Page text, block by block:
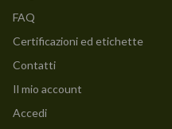
FAQ
Certificazioni ed etichette
Contatti
Il mio account
Accedi